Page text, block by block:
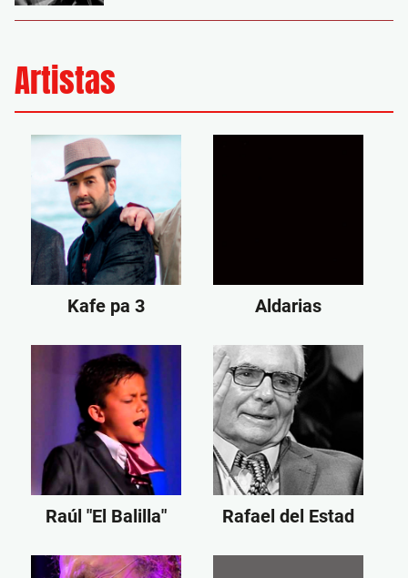
Artistas
Kafe pa 3 Aldarias
Raúl "El Balilla" Rafael del Estad